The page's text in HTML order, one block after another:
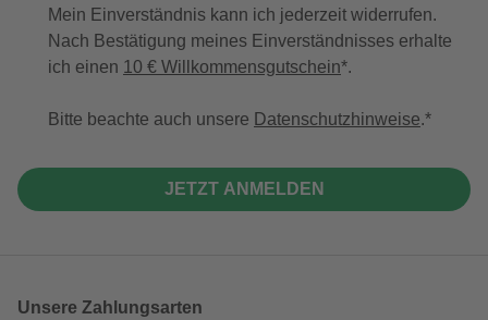
Mein Einverständnis kann ich jederzeit widerrufen.
Nach Bestätigung meines Einverständnisses erhalte
ich einen 10 € Willkommensgutschein*.
Bitte beachte auch unsere Datenschutzhinweise.
JETZT ANMELDEN
Unsere Zahlungsarten